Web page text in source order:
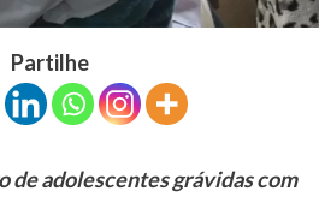
Partilhe
de adolescentes grávidas com